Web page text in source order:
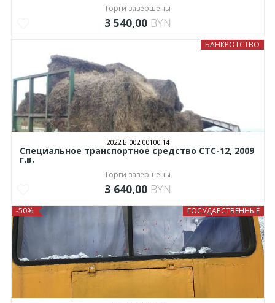
Торги завершены
3 540,00 BYN
БАНКРОТСТВО
2022.Б.002.00100.14
Специальное транспортное средство СТС-12, 2009
г.в.
Торги завершены
3 640,00 BYN
ГОСУДАРСТВЕННЫЕ
-50%